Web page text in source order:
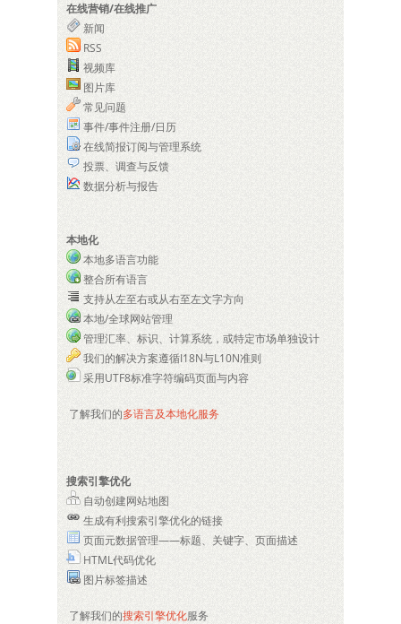
在线营销/在线推广
新闻
RSS
视频库
图片库
常见问题
事件/事件注册/日历
在线简报订阅与管理系统
投票、调查与反馈
数据分析与报告
本地化
本地多语言功能
整合所有语言
支持从左至右或从右至左文字方向
本地/全球网站管理
管理汇率、标识、计算系统，或特定市场单独设计
我们的解决方案遵循I18N与L10N准则
采用UTF8标准字符编码页面与内容
了解我们的多语言及本地化服务
搜索引擎优化
自动创建网站地图
生成有利搜索引擎优化的链接
页面元数据管理——标题、关键字、页面描述
HTML代码优化
图片标签描述
了解我们的搜索引擎优化服务